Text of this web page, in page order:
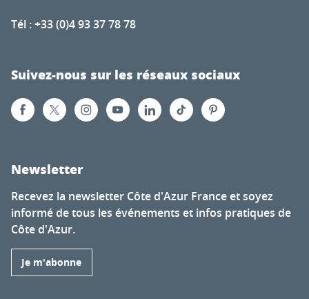
Tél : +33 (0)4 93 37 78 78
Suivez-nous sur les réseaux sociaux
Newsletter
Recevez la newsletter Côte d'Azur France et soyez
informé de tous les événements et infos pratiques de
Côte d'Azur.
Je m'abonne